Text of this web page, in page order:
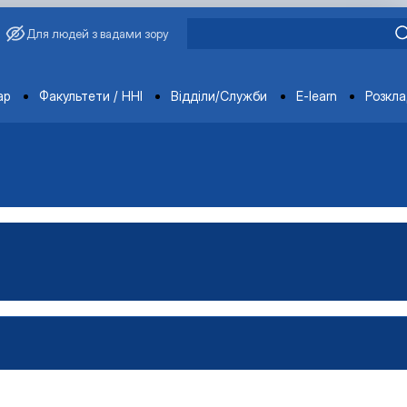
Для людей з вадами зору
Факультети / ННІ Відділи/Служби E-learn